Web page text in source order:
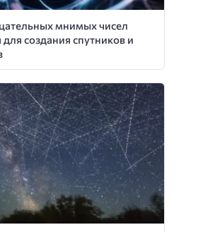
мнимых чисел
создания спутников и